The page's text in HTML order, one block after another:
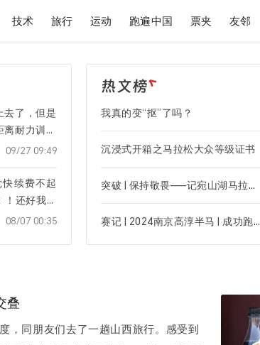
技术 旅行 运动 跑遍中国 票夹 友邻
去了，但是
耐力训练
运动。
09/27 09:49
续费不起
还好我域
08/07 00:35
我真的变“抠”了吗？
沉浸式开箱之马拉松大众等级证书
突破 | 保持敬畏——记宛山湖马拉松赛 | 达标大众一级(更新)
赛记 | 2024南京高淳半马 | 成功跑进130
叠
，同朋友们去了一趟山西旅行。感受到